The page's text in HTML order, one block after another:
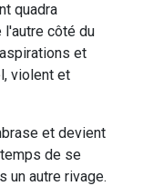
quadra
l'autre côté du
et
violent et
et devient
de se
un autre rivage.